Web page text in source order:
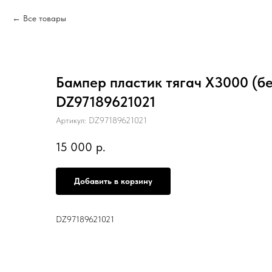
Все товары
Бампер пластик тягач X3000
DZ97189621021
Артикул: DZ97189621021
15 000 р.
Добавить в корзину
DZ97189621021